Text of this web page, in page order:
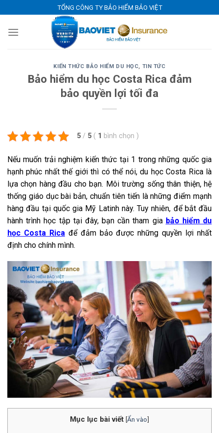
to
content
TỔNG CÔNG TY BẢO HIỂM BẢO VIỆT
KIẾN THỨC BẢO HIỂM DU HỌC, TIN TỨC
Bảo hiểm du học Costa Rica đảm
bảo quyền lợi tối đa
5 / 5 ( 1 bình chọn )
Nếu muốn trải nghiệm kiến thức tại 1 trong những quốc gia
hạnh phúc nhất thế giới thì có thể nói, du học Costa Rica là
lựa chọn hàng đầu cho bạn. Môi trường sống thân thiện, hệ
thống giáo dục bài bản, chuẩn tiên tiến là những điểm mạnh
hàng đầu tại quốc gia Mỹ Latinh này. Tuy nhiên, để bắt đầu
hành trình học tập tại đây, bạn cần tham gia bảo hiểm du
học Costa Rica để đảm bảo được những quyền lợi nhất
định cho chính mình.
Mục lục bài viết [Ẩn vào]